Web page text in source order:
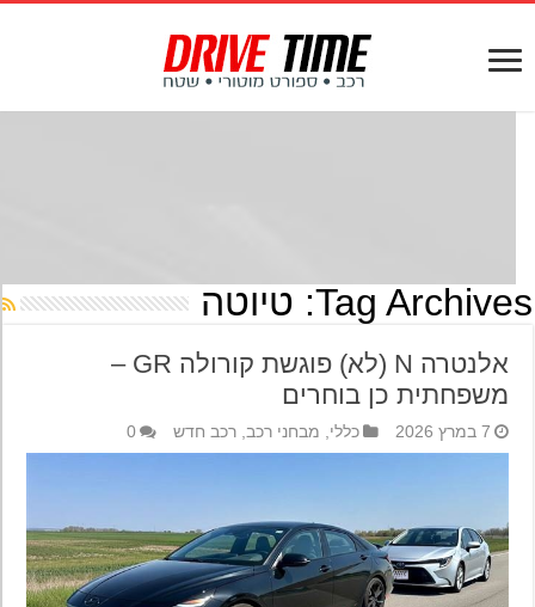
Tag טיוטה
אלנטרה N (לא) פוגשת קורולה GR –
משפחתית כן בוחרים
7 במרץ 2026 כללי,מבחני רכב,רכב חדש 0